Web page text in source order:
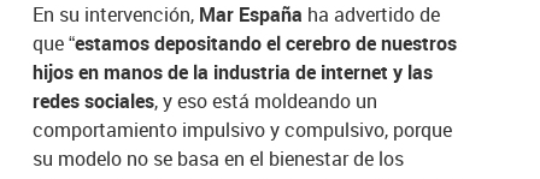
En su intervención, Mar España ha advertido de
que“estamos depositando el cerebro de nuestros
hijos en manos de la industria de internet y las
redes sociales, y eso está moldeando un
comportamiento impulsivo y compulsivo, porque
su modelo no se basa en el bienestar de los